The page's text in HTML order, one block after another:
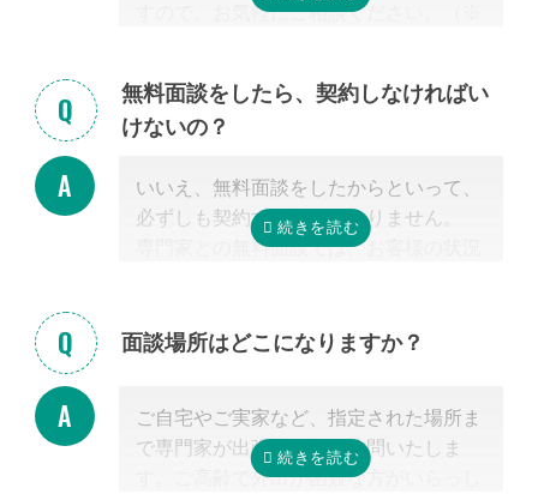
外となります。
も大切だと言えます。
なお自宅から離れた専門家をご紹介した
等まで出張費無料で訪問可能ですのでご
安心ください。
すので、お気軽にご相談ください。（※
無料面談をしたら、契約しなければい
けないの？
いいえ、無料面談をしたからといって、
必ずしも契約する必要はありません。
専門家との無料面談では、お客様の状況
提示させて頂きます。
こく営業するようなことはありませんの
でご安心ください。
面談場所はどこになりますか？
ご自宅やご実家など、指定された場所ま
で専門家が出張費無料で訪問いたしま
す。ご高齢で外出が困難な方がいらっし